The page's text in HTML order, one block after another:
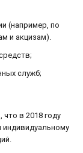
(например, по
и акцизам).
служб;
в 2018 году
индивидуальному